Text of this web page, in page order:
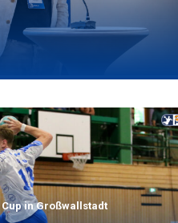
in Großwallstadt